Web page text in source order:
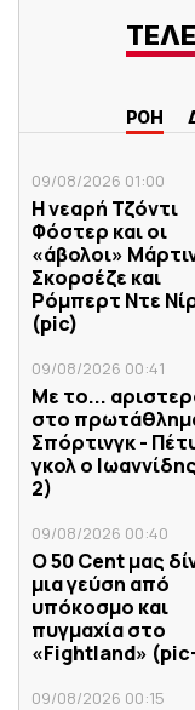
ΡΟΗ
09/08/2026 01:00
Η νεαρή Τζόντι
Φόστερ και οι
«άβολοι»
Σκορσέζε και
Ρόμπερτ Ντε
(pic)
09/08/2026 00:41
Με το...
στο
Σπόρτινγκ -
γκολ ο
2)
09/08/2026 00:40
Ο 50 Cent μας
μια γεύση από
υπόκοσμο και
πυγμαχία στο
«Fightland»
09/08/2026 00:15